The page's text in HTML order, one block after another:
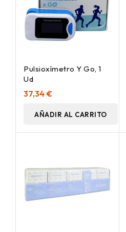
Pulsioxímetro Y Go, 1
Ud
37,34 €
AÑADIR AL CARRITO